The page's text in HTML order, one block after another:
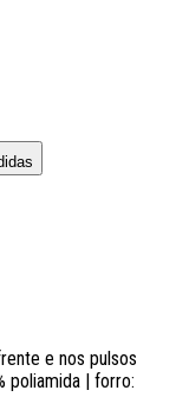
e nos pulsos
poliamida | forro: